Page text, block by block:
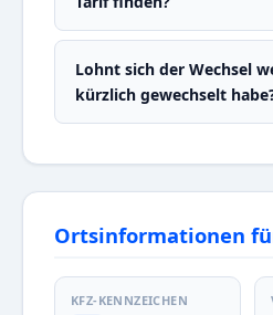
Lohnt sich der Wechsel
kürzlich gewechselt
Ortsinformationen
KFZ-KENNZEICHEN